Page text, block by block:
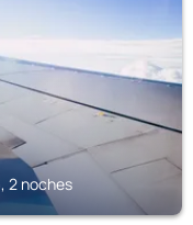
2 noches